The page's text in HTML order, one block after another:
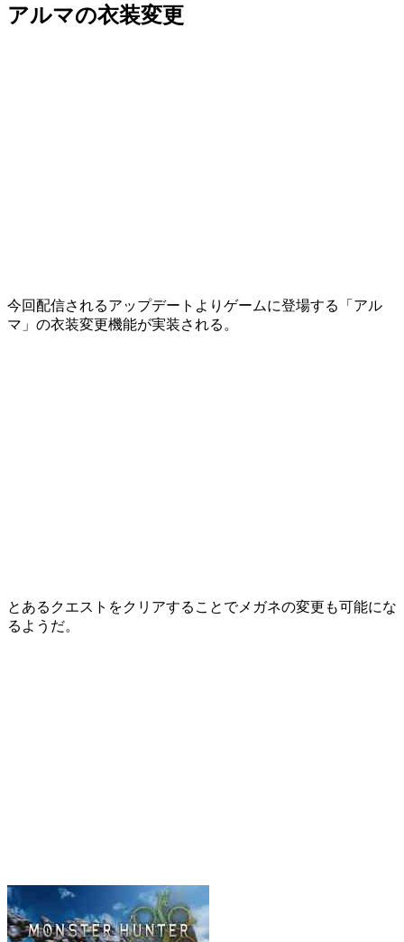
アルマの衣装変更
今回配信されるアップデートよりゲームに登場する「 アル
マ 」の衣装変更機能が実装される。
とあるクエストをクリアすることでメガネの変更も可能にな
るようだ。